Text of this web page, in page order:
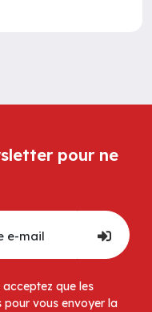
pour ne
que les
pour vous envoyer la